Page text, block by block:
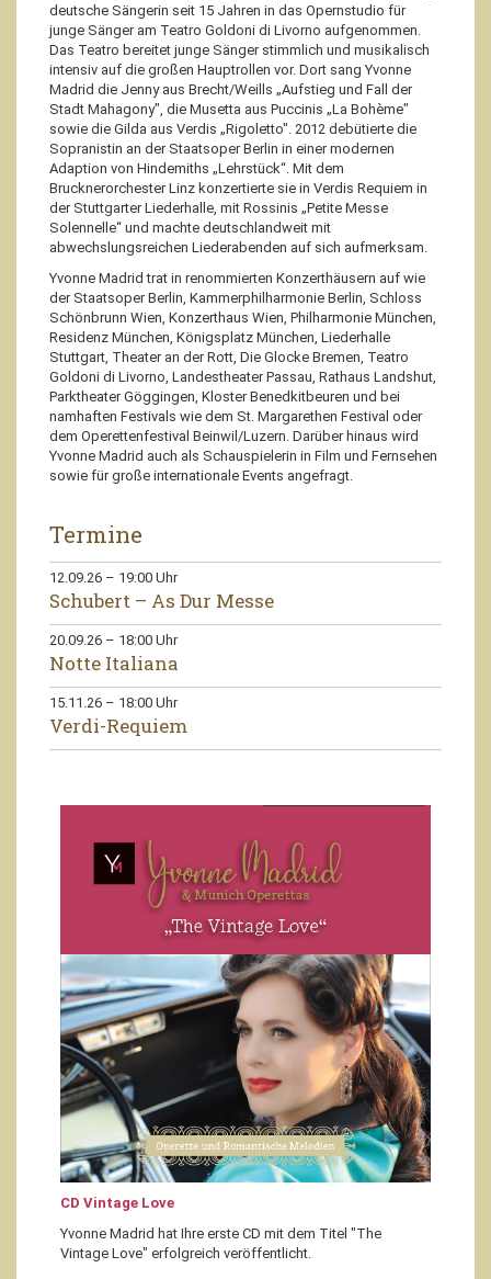
deutsche Sängerin seit 15 Jahren in das Opernstudio für
junge Sänger am Teatro Goldoni di Livorno aufgenommen.
Das Teatro bereitet junge Sänger stimmlich und musikalisch
intensiv auf die großen Hauptrollen vor. Dort sang Yvonne
Madrid die Jenny aus Brecht/Weills „Aufstieg und Fall der
Stadt Mahagony", die Musetta aus Puccinis „La Bohème"
sowie die Gilda aus Verdis „Rigoletto". 2012 debütierte die
Sopranistin an der Staatsoper Berlin in einer modernen
Adaption von Hindemiths „Lehrstück“. Mit dem
Brucknerorchester Linz konzertierte sie in Verdis Requiem in
der Stuttgarter Liederhalle, mit Rossinis „Petite Messe
Solennelle“ und machte deutschlandweit mit
abwechslungsreichen Liederabenden auf sich aufmerksam.
Yvonne Madrid trat in renommierten Konzerthäusern auf wie
der Staatsoper Berlin, Kammerphilharmonie Berlin, Schloss
Schönbrunn Wien, Konzerthaus Wien, Philharmonie München,
Residenz München, Königsplatz München, Liederhalle
Stuttgart, Theater an der Rott, Die Glocke Bremen, Teatro
Goldoni di Livorno, Landestheater Passau, Rathaus Landshut,
Parktheater Göggingen, Kloster Benedkitbeuren und bei
namhaften Festivals wie dem St. Margarethen Festival oder
dem Operettenfestival Beinwil/Luzern. Darüber hinaus wird
Yvonne Madrid auch als Schauspielerin in Film und Fernsehen
sowie für große internationale Events angefragt.
Termine
12.09.26 – 19:00 Uhr
Schubert – As Dur Messe
20.09.26 – 18:00 Uhr
Notte Italiana
15.11.26 – 18:00 Uhr
Verdi-Requiem
CD Vintage Love
Yvonne Madrid hat Ihre erste CD mit dem Titel "The
Vintage Love" erfolgreich veröffentlicht.